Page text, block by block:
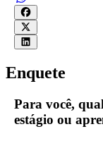
Enquete
Para você,
estágio ou